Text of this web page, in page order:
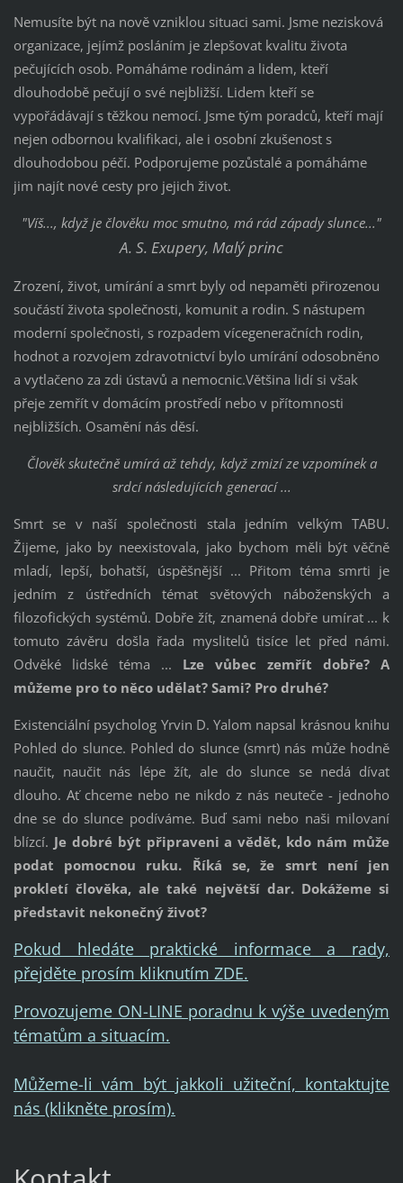
Nemusíte být na nově vzniklou situaci sami. Jsme nezisková
organizace, jejímž posláním je zlepšovat kvalitu života
pečujících osob. Pomáháme rodinám a lidem, kteří
dlouhodobě pečují o své nejbližší. Lidem kteří se
vypořádávají s těžkou nemocí. Jsme tým poradců, kteří mají
nejen odbornou kvalifikaci, ale i osobní zkušenost s
dlouhodobou péčí. Podporujeme pozůstalé a pomáháme
jim najít nové cesty pro jejich život.
"Víš..., když je člověku moc smutno, má rád západy slunce..."
A. S. Exupery, Malý princ
Zrození, život, umírání a smrt byly od nepaměti přirozenou
součástí života společnosti, komunit a rodin. S nástupem
moderní společnosti, s rozpadem vícegeneračních rodin,
hodnot a rozvojem zdravotnictví bylo umírání odosobněno
a vytlačeno za zdi ústavů a nemocnic.Většina lidí si však
přeje zemřít v domácím prostředí nebo v přítomnosti
nejbližších. Osamění nás děsí.
Člověk skutečně umírá až tehdy, když zmizí ze vzpomínek a
srdcí následujících generací ...
Smrt se v naší společnosti stala jedním velkým TABU.
Žijeme, jako by neexistovala, jako bychom měli být věčně
mladí, lepší, bohatší, úspěšnější ... Přitom téma smrti je
jedním z ústředních témat světových náboženských a
filozofických systémů. Dobře žít, znamená dobře umírat ... k
tomuto závěru došla řada myslitelů tisíce let před námi.
Odvěké lidské téma ... Lze vůbec zemřít dobře? A
můžeme pro to něco udělat? Sami? Pro druhé?
Existenciální psycholog Yrvin D. Yalom napsal krásnou knihu
Pohled do slunce. Pohled do slunce (smrt) nás může hodně
naučit, naučit nás lépe žít, ale do slunce se nedá dívat
dlouho. Ať chceme nebo ne nikdo z nás neuteče - jednoho
dne se do slunce podíváme. Buď sami nebo naši milovaní
blízcí. Je dobré být připraveni a vědět, kdo nám může
podat pomocnou ruku. Říká se, že smrt není jen
prokletí člověka, ale také největší dar. Dokážeme si
představit nekonečný život?
Pokud hledáte praktické informace a rady,
přejděte prosím kliknutím ZDE.
Provozujeme ON-LINE poradnu k výše uvedeným
tématům a situacím.
Můžeme-li vám být jakkoli užiteční, kontaktujte
nás (klikněte prosím).